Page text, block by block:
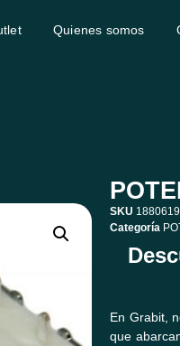
Quienes somos
SKU
Categoría
En Grabit,
que